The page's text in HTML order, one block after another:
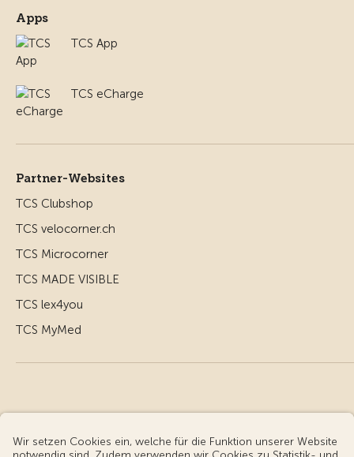
Apps
TCS App
TCS eCharge
Partner-Websites
TCS Clubshop
TCS velocorner.ch
TCS Microcorner
TCS MADE VISIBLE
TCS lex4you
TCS MyMed